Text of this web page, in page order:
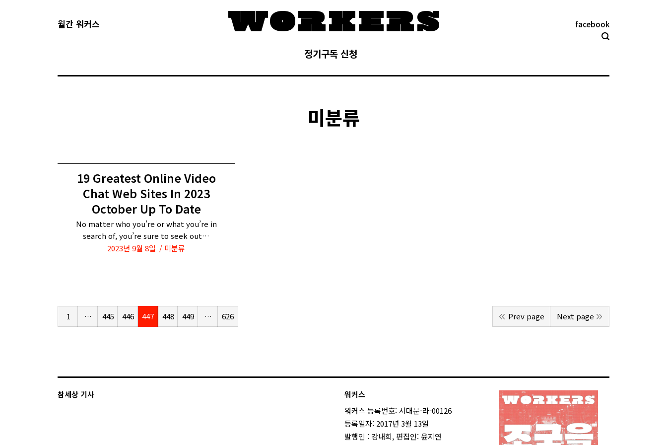
월간 워커스 facebook
정기구독 신청
미분류
19 Greatest Online Video
Chat Web Sites In 2023
October Up To Date
No matter who you’re or what you’re in
search of, you’re sure to seek out…
2023년 9월 8일
미분류
1 … 445 446 447 448 449 … 626 Prev page Next page
참세상 기사
워커스
워커스 등록번호: 서대문-라-00126
등록일자: 2017년 3월 13일
발행인 : 강내희, 편집인: 윤지연